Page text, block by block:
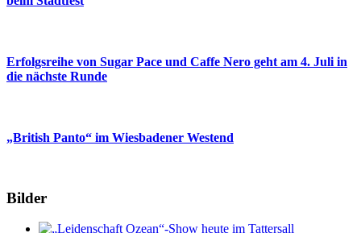
Erfolgsreihe von Sugar Pace und Caffe Nero geht am 4. Juli in
die nächste Runde
„British Panto“ im Wiesbadener Westend
Bilder